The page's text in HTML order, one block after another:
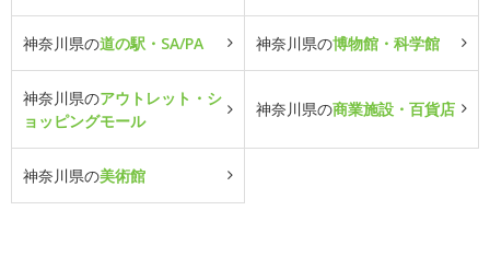
神奈川県の道の駅・SA/PA 神奈川県の博物館・科学館
神奈川県のアウトレット・シ
ョッピングモール
神奈川県の商業施設・百貨店
神奈川県の美術館